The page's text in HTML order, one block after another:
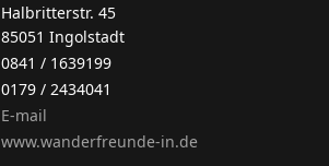
Halbritterstr. 45
85051 Ingolstadt
0841 / 1639199
0179 / 2434041
E-mail
www.wanderfreunde-in.de